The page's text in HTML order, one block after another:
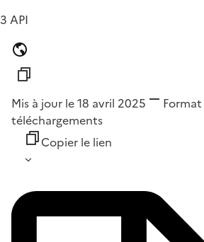
3 API
Mis à jour le 18 avril 2025 Format
téléchargements
Copier le lien